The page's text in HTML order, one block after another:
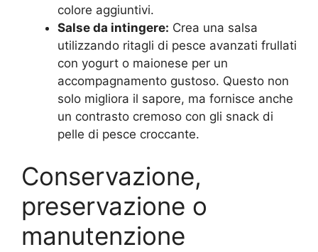
colore aggiuntivi.
Salse da intingere: Crea una salsa
utilizzando ritagli di pesce avanzati frullati
con yogurt o maionese per un
accompagnamento gustoso. Questo non
solo migliora il sapore, ma fornisce anche
un contrasto cremoso con gli snack di
pelle di pesce croccante.
Conservazione,
preservazione o
manutenzione